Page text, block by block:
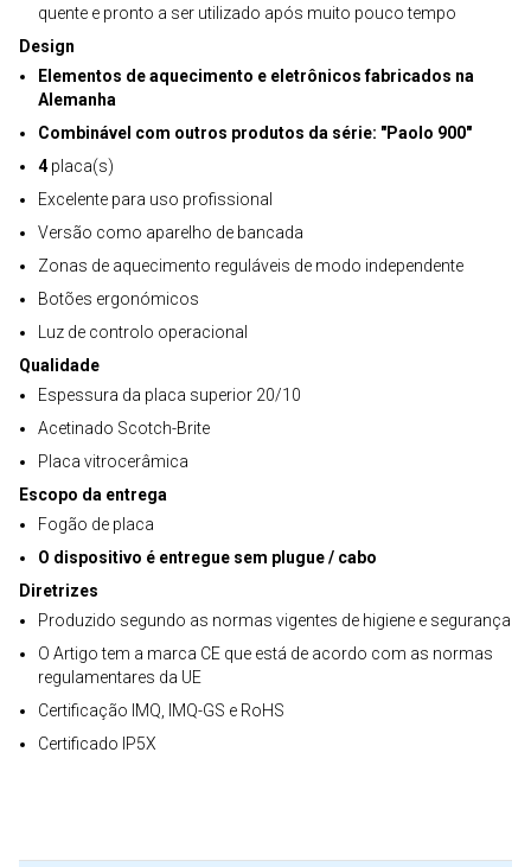
quente e pronto a ser utilizado após muito pouco tempo
Design
Elementos de aquecimento e eletrônicos fabricados na
Alemanha
Combinável com outros produtos da série: "Paolo 900"
4placa(s)
Excelente para uso profissional
Versão como aparelho de bancada
Zonas de aquecimento reguláveis de modo independente
Botões ergonómicos
Luz de controlo operacional
Qualidade
Espessura da placa superior 20/10
Acetinado Scotch-Brite
Placa vitrocerâmica
Escopo da entrega
Fogão de placa
O dispositivo é entregue sem plugue / cabo
Diretrizes
Produzido segundo as normas vigentes de higiene e segurança
O Artigo tem a marca CE que está de acordo com as normas
regulamentares da UE
Certificação IMQ, IMQ-GS e RoHS
Certificado IP5X